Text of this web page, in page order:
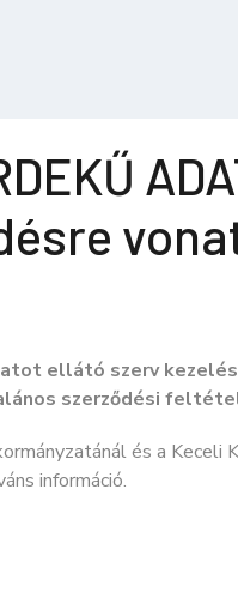
ellátó szerv
szerződési
és a
információ.
ADATOK II.